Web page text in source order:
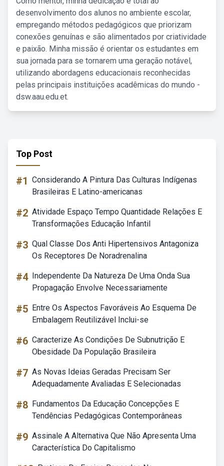
desenvolvimento dos alunos no ambiente escolar,
empregando métodos pedagógicos que priorizam
conexões genuínas e são alimentados por criatividade
e paixão. Minha missão é orientar os estudantes em
sua jornada para se tornarem uma geração notável,
utilizando abordagens educacionais reconhecidas
pelas principais instituições acadêmicas do mundo -
dsw.aau.edu.et.
Top Post
#1 Considerando A Pintura Das Culturas Indígenas
Brasileiras E Latino-americanas
#2 Atividade Espaço Tempo Quantidade Relações E
Transformações Educação Infantil
#3 Qual Classe Dos Anti Hipertensivos Antagoniza
Os Receptores De Noradrenalina
#4 Independente Da Natureza De Uma Onda Sua
Propagação Envolve Necessariamente
#5 Entre Os Aspectos Favoráveis Ao Esquema De
Embalagem Reutilizável Inclui-se
#6 Caracterize As Condições De Subnutrição E
Obesidade Da População Brasileira
#7 As Novas Ideias Geradas Precisam Ser
Adequadamente Avaliadas E Selecionadas
#8 Fundamentos Da Educação Concepções E
Tendências Pedagógicas Contemporâneas
#9 Assinale A Alternativa Que Não Apresenta Uma
Característica Do Capitalismo